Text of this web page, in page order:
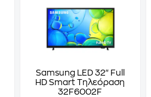
Samsung LED 32" Full
HD Smart Τηλεόραση
32F6002F